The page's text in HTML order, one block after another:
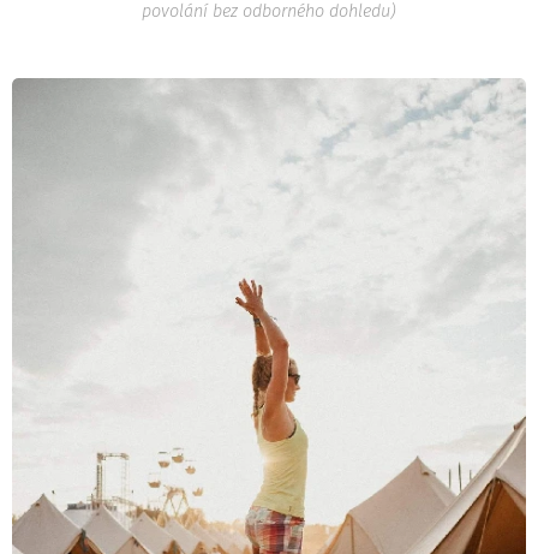
povolání bez odborného dohledu)